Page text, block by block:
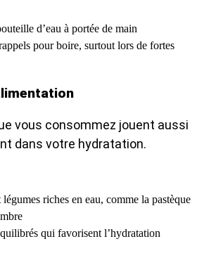
d’eau à portée de main
pour boire, surtout lors de fortes
vous consommez jouent aussi
dans votre hydratation.
riches en eau, comme la pastèque
qui favorisent l’hydratation